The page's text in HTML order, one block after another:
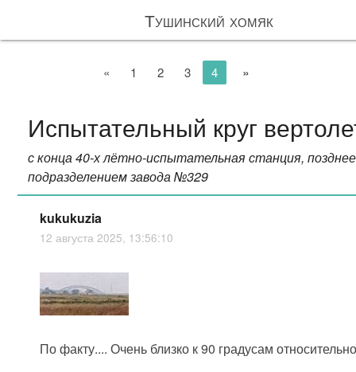
Тушинский хомяк
« 1 2 3 4 »
Испытательный круг
с конца 40-х лётно-испытательная станция,
подразделением завода №329
kukukuzia
12 августа 2025, 13:56:10
По факту.... Очень близко к 90 градусам